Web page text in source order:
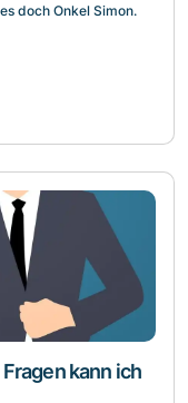
doch Onkel Simon.
kann ich